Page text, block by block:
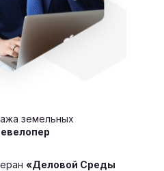
земельных
«Деловой Среды